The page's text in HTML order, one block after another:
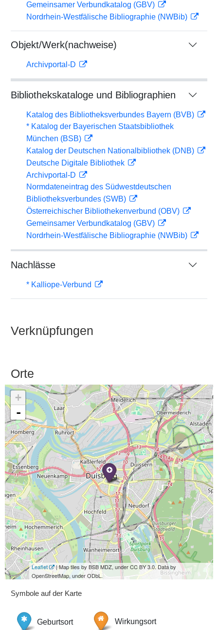
Gemeinsamer Verbundkatalog (GBV)
Nordrhein-Westfälische Bibliographie (NWBib)
Objekt/Werk(nachweise)
Archivportal-D
Bibliothekskataloge und Bibliographien
Katalog des Bibliotheksverbundes Bayern (BVB)
* Katalog der Bayerischen Staatsbibliothek
München (BSB)
Katalog der Deutschen Nationalbibliothek (DNB)
Deutsche Digitale Bibliothek
Archivportal-D
Normdateneintrag des Südwestdeutschen
Bibliotheksverbundes (SWB)
Österreichischer Bibliothekenverbund (OBV)
Gemeinsamer Verbundkatalog (GBV)
Nordrhein-Westfälische Bibliographie (NWBib)
Nachlässe
* Kalliope-Verbund
Verknüpfungen
Orte
+
-
Leaflet
| Map tiles by BSB MDZ, under CC BY 3.0. Data by
OpenStreetMap, under ODbL.
Symbole auf der Karte
Geburtsort Wirkungsort